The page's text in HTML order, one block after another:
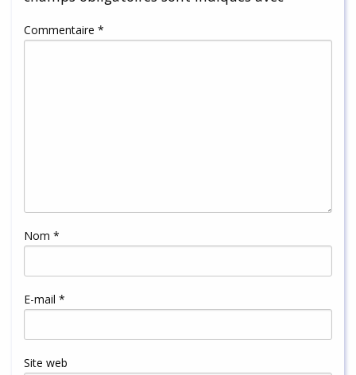
Commentaire *
Nom *
E-mail *
Site web